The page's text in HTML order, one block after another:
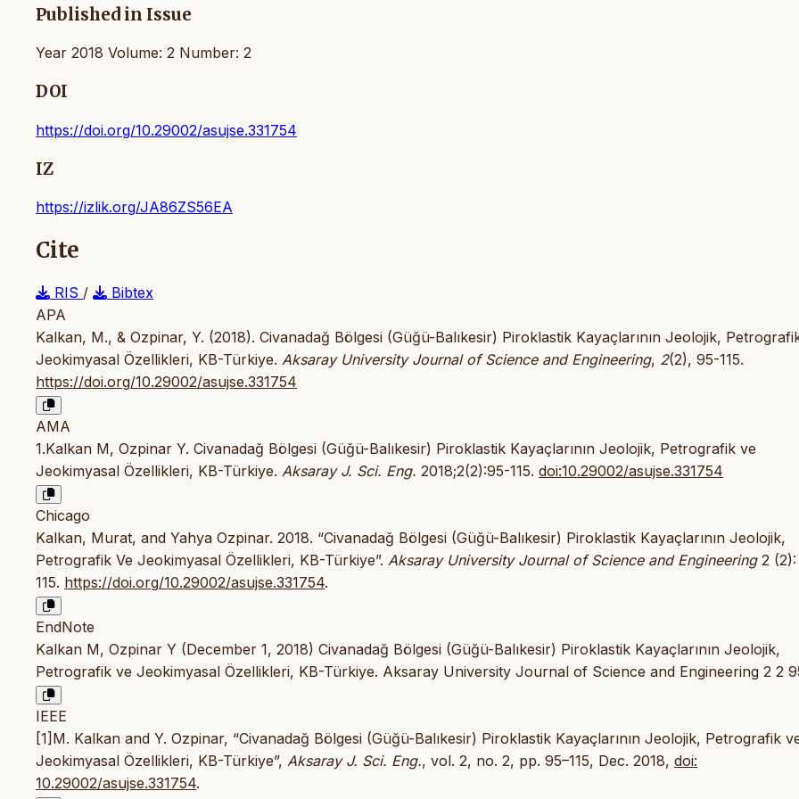
Published in Issue
Year 2018 Volume: 2 Number: 2
DOI
https://doi.org/10.29002/asujse.331754
IZ
https://izlik.org/JA86ZS56EA
Cite
RIS /
Bibtex
APA
Kalkan, M., & Ozpinar, Y. (2018). Civanadağ Bölgesi (Güğü-Balıkesir) Piroklastik Kayaçlarının Jeolojik,
Jeokimyasal Özellikleri, KB-Türkiye. Aksaray University Journal of Science and Engineering, 2(2), 95-115.
https://doi.org/10.29002/asujse.331754
AMA
1.Kalkan M, Ozpinar Y. Civanadağ Bölgesi (Güğü-Balıkesir) Piroklastik Kayaçlarının Jeolojik, Petrografik ve
Jeokimyasal Özellikleri, KB-Türkiye. Aksaray J. Sci. Eng. 2018;2(2):95-115. doi:10.29002/asujse.331754
Chicago
Kalkan, Murat, and Yahya Ozpinar. 2018. “Civanadağ Bölgesi (Güğü-Balıkesir) Piroklastik Kayaçlarının Jeolojik,
Petrografik Ve Jeokimyasal Özellikleri, KB-Türkiye”. Aksaray University Journal of Science and Engineering2 (2):
115. https://doi.org/10.29002/asujse.331754.
EndNote
Kalkan M, Ozpinar Y (December 1, 2018) Civanadağ Bölgesi (Güğü-Balıkesir) Piroklastik Kayaçlarının Jeolojik,
Petrografik ve Jeokimyasal Özellikleri, KB-Türkiye. Aksaray University Journal of Science and Engineering 2 2
IEEE
[1]M. Kalkan and Y. Ozpinar, “Civanadağ Bölgesi (Güğü-Balıkesir) Piroklastik Kayaçlarının Jeolojik, Petrografik
Jeokimyasal Özellikleri, KB-Türkiye”, Aksaray J. Sci. Eng., vol. 2, no. 2, pp. 95–115, Dec. 2018, doi:
10.29002/asujse.331754.